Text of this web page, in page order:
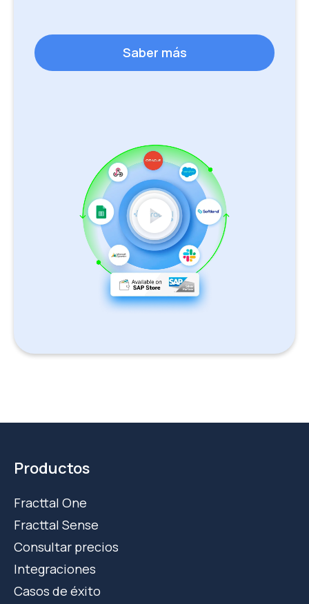
Saber más
play_circle
Productos
Fracttal One
Fracttal Sense
Consultar precios
Integraciones
Casos de éxito